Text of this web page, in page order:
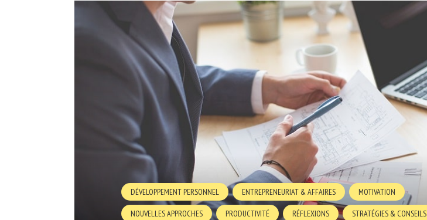
DÉVELOPPEMENT PERSONNEL ENTREPRENEURIAT & AFFAIRES MOTIVATION
NOUVELLES APPROCHES PRODUCTIVITÉ RÉFLEXIONS STRATÉGIES & CONSEILS